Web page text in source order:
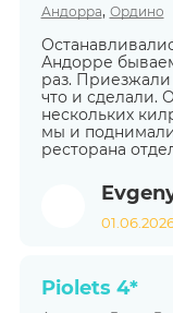
Андорра, Ордино
Андорре
раз. Приезжали
что и сделали.
нескольких
мы и
ресторана
Piolets 4*